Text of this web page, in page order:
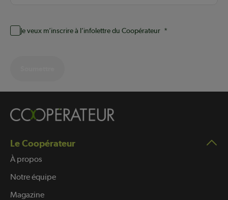
Je veux m’inscrire à l’infolettre du Coopérateur
Le Coopérateur
À propos
Notre équipe
Magazine